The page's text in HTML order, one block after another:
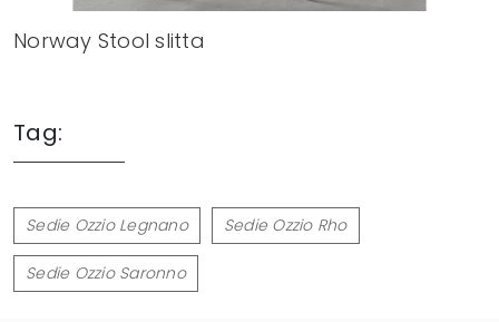
Norway Stool slitta
Tag:
Sedie Ozzio Legnano Sedie Ozzio Rho
Sedie Ozzio Saronno